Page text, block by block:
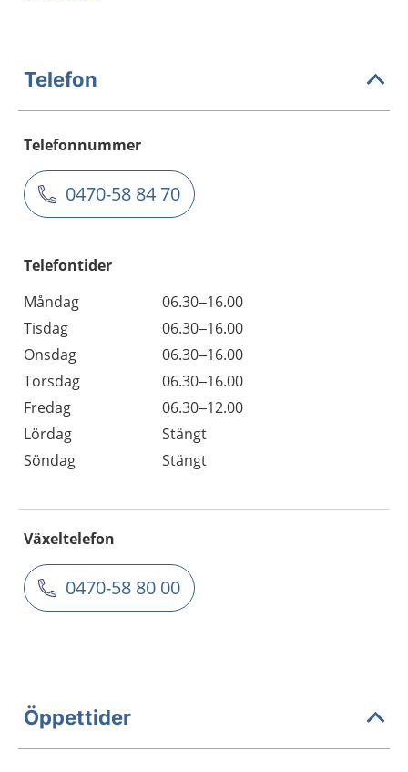
Telefon
Telefonnummer
0470-58 84 70
Telefontider
Måndag
06.30–16.00
Tisdag
06.30–16.00
Onsdag
06.30–16.00
Torsdag
06.30–16.00
Fredag
06.30–12.00
Lördag
Stängt
Söndag
Stängt
Växeltelefon
0470-58 80 00
Öppettider